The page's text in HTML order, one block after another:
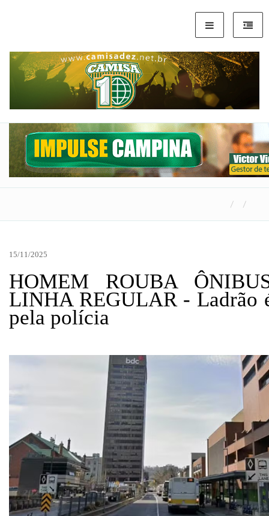
15/11/2025
HOMEM ROUBA
LINHA REGULAR - Ladrão
pela polícia